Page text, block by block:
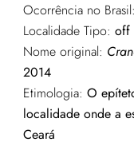
Ocorrência no Brasil:
Localidade Tipo: off
Nome original:
2014
Etimologia: O
localidade onde a
Ceará